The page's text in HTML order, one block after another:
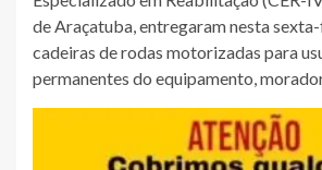
de Araçatuba, entregaram nesta
cadeiras de rodas motorizadas para
permanentes do equipamento,